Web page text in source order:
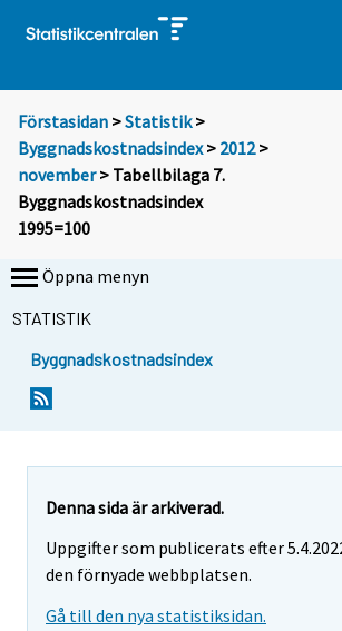
Förstasidan >Statistik >
Byggnadskostnadsindex> 2012>
november> Tabellbilaga 7.
Byggnadskostnadsindex
1995=100
Öppna menyn
STATISTIK
Byggnadskostnadsindex
Denna sida är arkiverad.
Uppgifter som publicerats efter
den förnyade webbplatsen.
Gå till den nya statistiksidan.